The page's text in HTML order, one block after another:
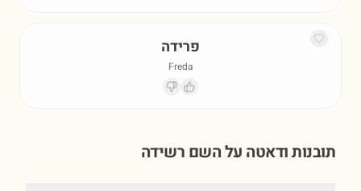
פרידה
Freda
תובנות ודאטה על השם רשידה